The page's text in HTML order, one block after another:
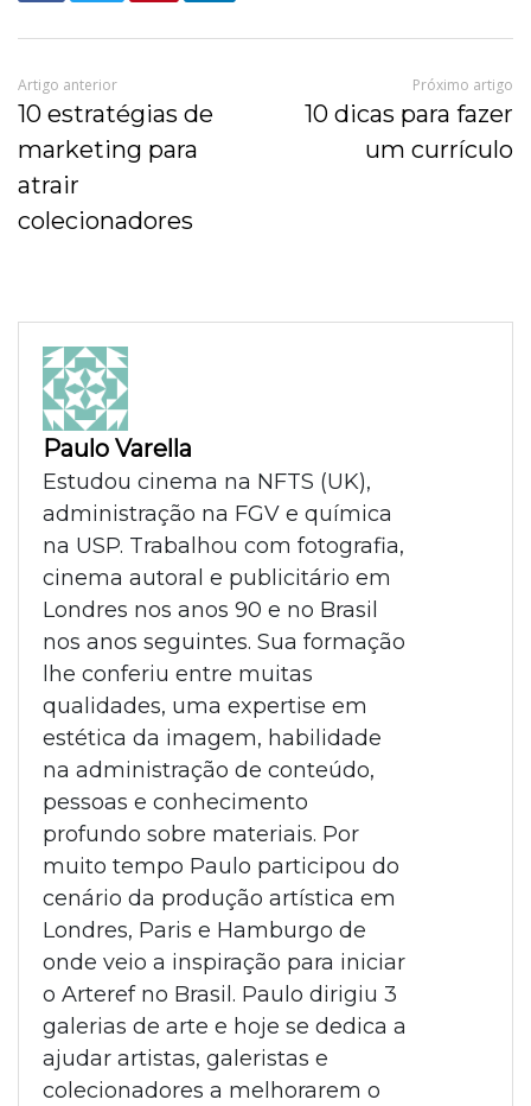
Artigo anterior
10 estratégias de
marketing para
atrair
colecionadores
Próximo artigo
10 dicas para fazer
um currículo
Paulo Varella
Estudou cinema na NFTS (UK),
administração na FGV e química
na USP. Trabalhou com fotografia,
cinema autoral e publicitário em
Londres nos anos 90 e no Brasil
nos anos seguintes. Sua formação
lhe conferiu entre muitas
qualidades, uma expertise em
estética da imagem, habilidade
na administração de conteúdo,
pessoas e conhecimento
profundo sobre materiais. Por
muito tempo Paulo participou do
cenário da produção artística em
Londres, Paris e Hamburgo de
onde veio a inspiração para iniciar
o Arteref no Brasil. Paulo dirigiu 3
galerias de arte e hoje se dedica a
ajudar artistas, galeristas e
colecionadores a melhorarem o